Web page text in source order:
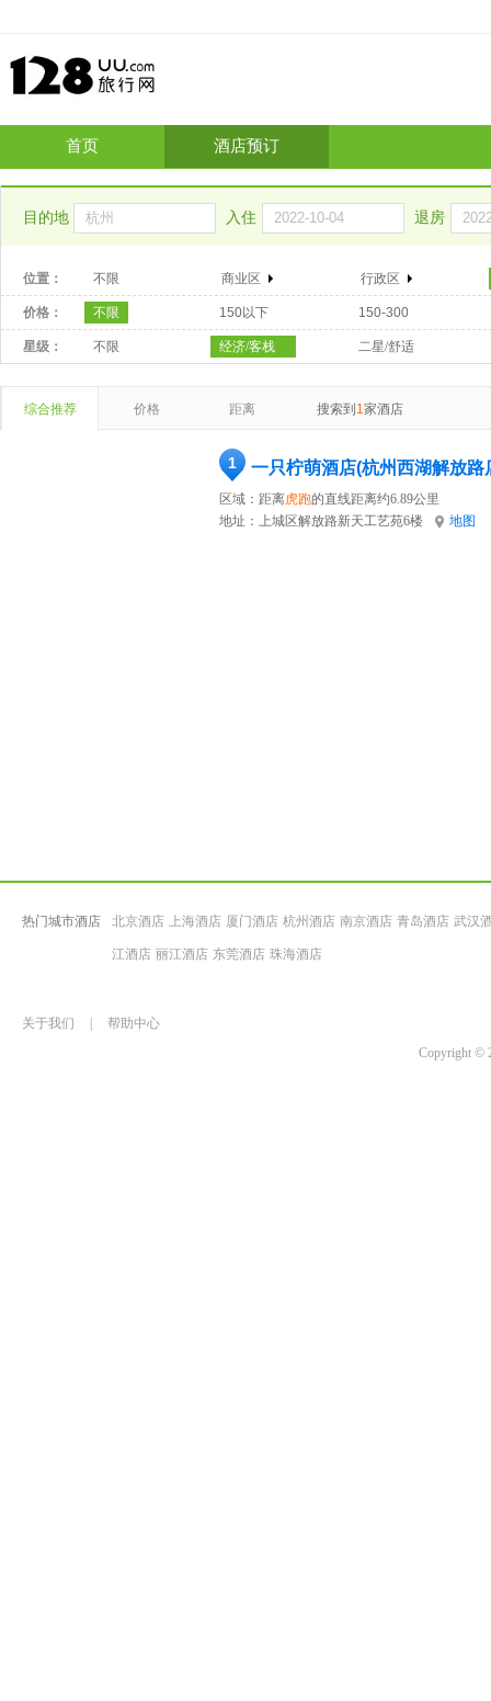
首页 酒店预订
目的地 入住 退房
位置： 不限 商业区 行政区
价格： 不限 150以下 150-300
星级： 不限 经济/客栈 二星/舒适
综合推荐 价格 距离 搜索到 1家酒店
1 一只柠萌酒店(杭州西湖解放路
区域：距离虎跑的直线距离约6.89公里
地址： 上城区解放路新天工艺苑6楼 地图
热门城市酒店 北京酒店 上海酒店 厦门酒店 杭州酒店 南京酒店 青岛酒店 武汉
江酒店 丽江酒店 东莞酒店 珠海酒店
关于我们
帮助中心
Copyright ©